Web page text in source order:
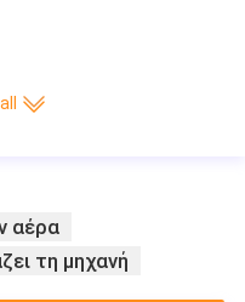
αέρα
τη μηχανή